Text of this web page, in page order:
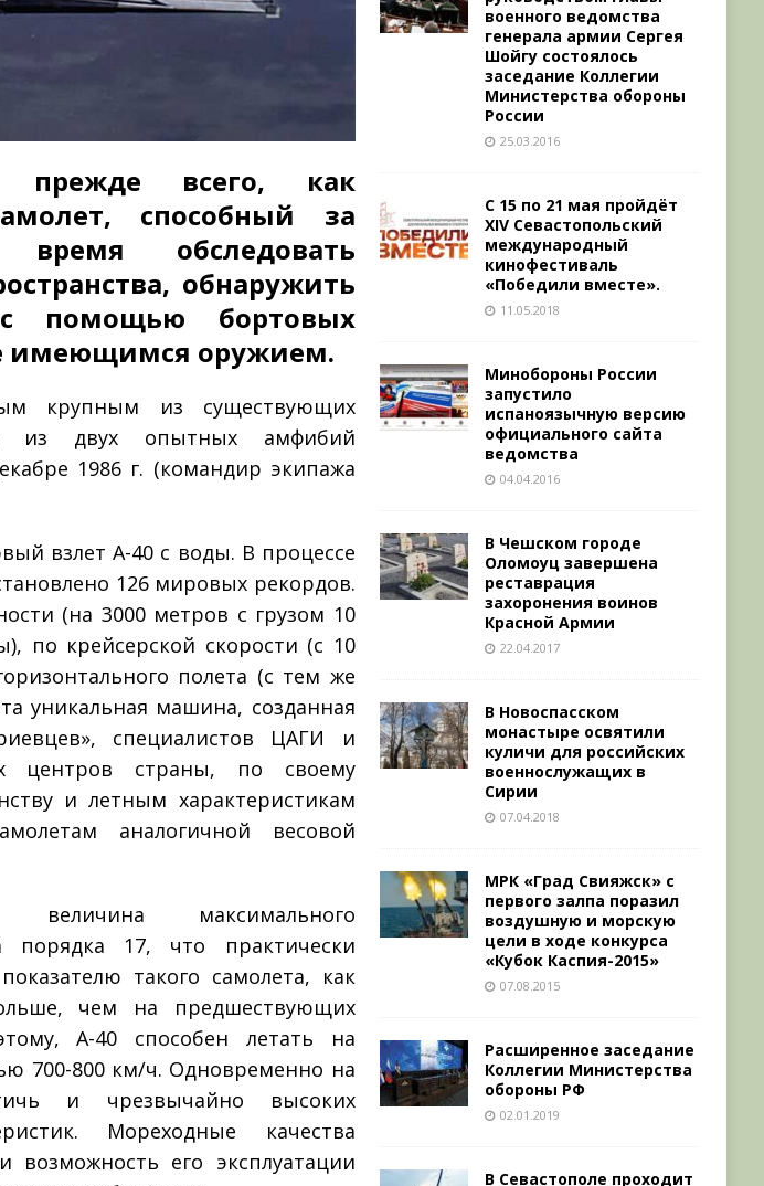
всего, как
способный за
время обследовать
обнаружить
помощью бортовых
имеющимся оружием.
крупным из существующих
из двух опытных амфибий
1986 г. (командир экипажа
взлет А-40 с воды. В процессе
126 мировых рекордов.
(на 3000 метров с грузом 10
по крейсерской скорости (с 10
полета (с тем же
уникальная машина, созданная
специалистов ЦАГИ и
центров страны, по своему
и летным характеристикам
аналогичной весовой
максимального
порядка 17, что практически
такого самолета, как
чем на предшествующих
А-40 способен летать на
700-800 км/ч. Одновременно на
и чрезвычайно высоких
Мореходные качества
возможность его эксплуатации
военного ведомства
генерала армии Сергея
Шойгу состоялось
заседание Коллегии
Министерства обороны
России
25.03.2016
С 15 по 21 мая пройдёт
XIV Севастопольский
международный
кинофестиваль
«Победили вместе».
11.05.2018
Минобороны России
запустило
испаноязычную версию
официального сайта
ведомства
04.04.2016
В Чешском городе
Оломоуц завершена
реставрация
захоронения воинов
Красной Армии
22.04.2017
В Новоспасском
монастыре освятили
куличи для российских
военнослужащих в
Сирии
07.04.2018
МРК «Град Свияжск» с
первого залпа поразил
воздушную и морскую
цели в ходе конкурса
«Кубок Каспия-2015»
07.08.2015
Расширенное заседание
Коллегии Министерства
обороны РФ
02.01.2019
В Севастополе проходит